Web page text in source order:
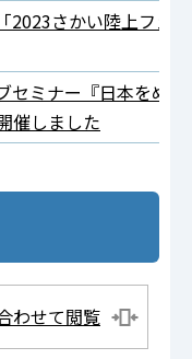
2023さかい陸上フェ
セミナー『日本をめ
催しました
わせて閲覧